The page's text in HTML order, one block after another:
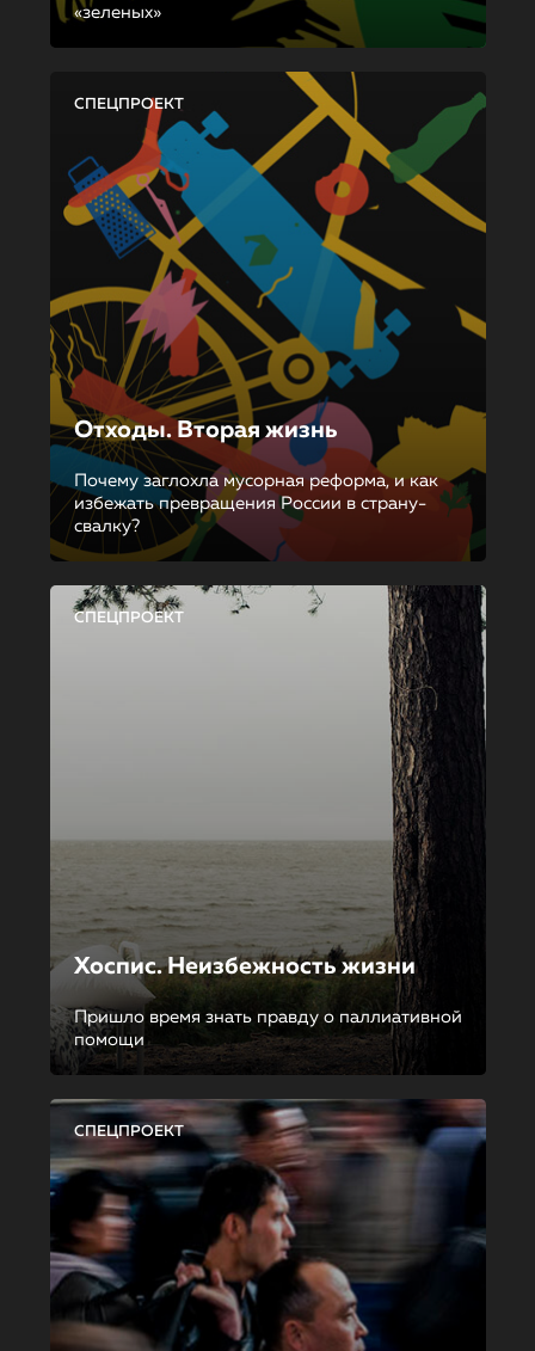
«зеленых»
СПЕЦПРОЕКТ
Отходы. Вторая жизнь
Почему заглохла мусорная реформа, и как
избежать превращения России в страну-
свалку?
СПЕЦПРОЕКТ
Хоспис. Неизбежность жизни
Пришло время знать правду о паллиативной
помощи
СПЕЦПРОЕКТ